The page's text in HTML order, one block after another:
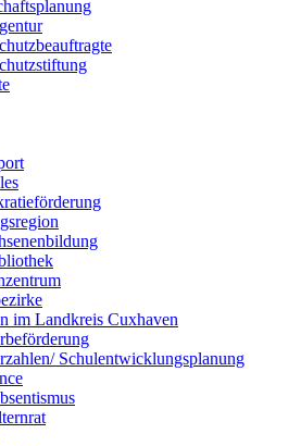
im Landkreis Cuxhaven
Schulentwicklungsplanung